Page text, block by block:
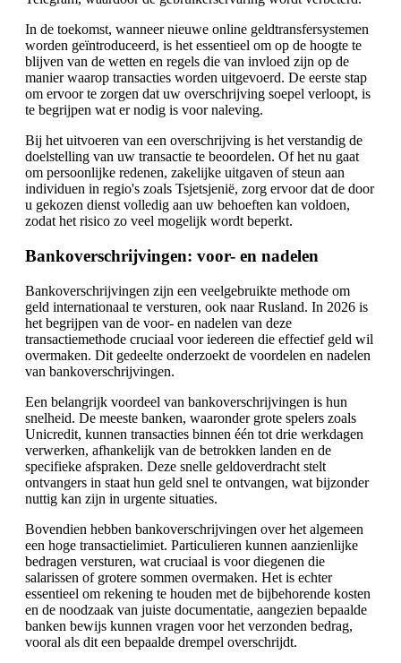
In de toekomst, wanneer nieuwe online geldtransfersystemen
worden geïntroduceerd, is het essentieel om op de hoogte te
blijven van de wetten en regels die van invloed zijn op de
manier waarop transacties worden uitgevoerd. De eerste stap
om ervoor te zorgen dat uw overschrijving soepel verloopt, is
te begrijpen wat er nodig is voor naleving.
Bij het uitvoeren van een overschrijving is het verstandig de
doelstelling van uw transactie te beoordelen. Of het nu gaat
om persoonlijke redenen, zakelijke uitgaven of steun aan
individuen in regio's zoals Tsjetsjenië, zorg ervoor dat de door
u gekozen dienst volledig aan uw behoeften kan voldoen,
zodat het risico zo veel mogelijk wordt beperkt.
Bankoverschrijvingen: voor- en nadelen
Bankoverschrijvingen zijn een veelgebruikte methode om
geld internationaal te versturen, ook naar Rusland. In 2026 is
het begrijpen van de voor- en nadelen van deze
transactiemethode cruciaal voor iedereen die effectief geld wil
overmaken. Dit gedeelte onderzoekt de voordelen en nadelen
van bankoverschrijvingen.
Een belangrijk voordeel van bankoverschrijvingen is hun
snelheid. De meeste banken, waaronder grote spelers zoals
Unicredit, kunnen transacties binnen één tot drie werkdagen
verwerken, afhankelijk van de betrokken landen en de
specifieke afspraken. Deze snelle geldoverdracht stelt
ontvangers in staat hun geld snel te ontvangen, wat bijzonder
nuttig kan zijn in urgente situaties.
Bovendien hebben bankoverschrijvingen over het algemeen
een hoge transactielimiet. Particulieren kunnen aanzienlijke
bedragen versturen, wat cruciaal is voor diegenen die
salarissen of grotere sommen overmaken. Het is echter
essentieel om rekening te houden met de bijbehorende kosten
en de noodzaak van juiste documentatie, aangezien bepaalde
banken bewijs kunnen vragen voor het verzonden bedrag,
vooral als dit een bepaalde drempel overschrijdt.